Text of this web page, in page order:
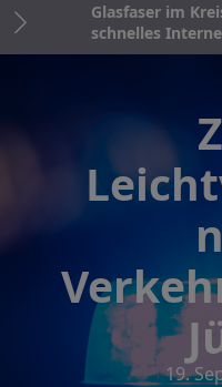
Glasfaser im
schnelles
19.